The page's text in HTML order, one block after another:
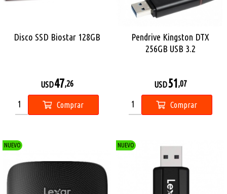
Disco SSD Biostar 128GB
USD47,26
Comprar
Pendrive Kingston DTX
256GB USB 3.2
USD51 ,07
Comprar
NUEVO NUEVO